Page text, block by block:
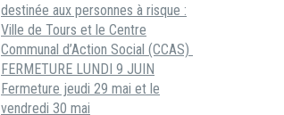
destinée aux personnes à risque :
Ville de Tours et le Centre
Communal d’Action Social (CCAS)
FERMETURE LUNDI 9 JUIN
Fermeture jeudi 29 mai et le
vendredi 30 mai